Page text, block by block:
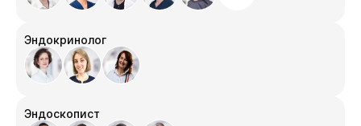
Эндокринолог
Эндоскопист